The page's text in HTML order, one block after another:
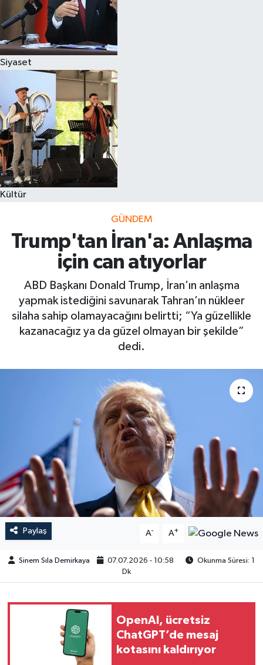
Siyaset
Kültür
GÜNDEM
Trump'tan İran'a: Anlaşma
için can atıyorlar
ABD Başkanı Donald Trump, İran’ın anlaşma
yapmak istediğini savunarak Tahran’ın nükleer
silaha sahip olamayacağını belirtti; “Ya güzellikle
kazanacağız ya da güzel olmayan bir şekilde”
dedi.
Paylaş A- A+
Sinem Sıla Demirkaya 07.07.2026 - 10:58
Okunma Süresi: 1
Dk
OpenAI, ücretsiz
ChatGPT’de mesaj
kotasını kaldırıyor